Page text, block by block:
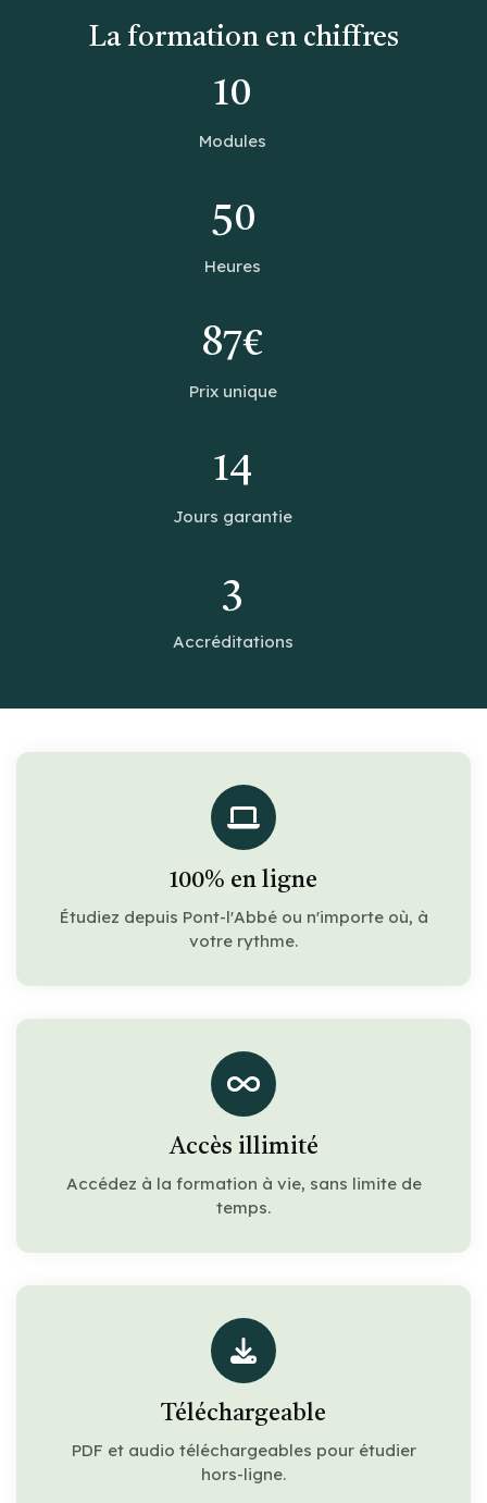
La formation en chiffres
10
Modules
50
Heures
87€
Prix unique
14
Jours garantie
3
Accréditations
100% en ligne
Étudiez depuis Pont-l'Abbé ou n'importe où, à
votre rythme.
Accès illimité
Accédez à la formation à vie, sans limite de
temps.
Téléchargeable
PDF et audio téléchargeables pour étudier
hors-ligne.